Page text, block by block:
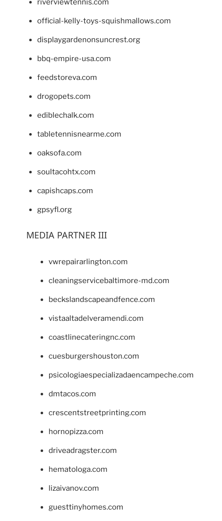
riverviewtennis.com
official-kelly-toys-squishmallows.com
displaygardenonsuncrest.org
bbq-empire-usa.com
feedstoreva.com
drogopets.com
ediblechalk.com
tabletennisnearme.com
oaksofa.com
soultacohtx.com
capishcaps.com
gpsyfl.org
MEDIA PARTNER III
vwrepairarlington.com
cleaningservicebaltimore-md.com
beckslandscapeandfence.com
vistaaltadelveramendi.com
coastlinecateringnc.com
cuesburgershouston.com
psicologiaespecializadaencampeche.com
dmtacos.com
crescentstreetprinting.com
hornopizza.com
driveadragster.com
hematologa.com
lizaivanov.com
guesttinyhomes.com